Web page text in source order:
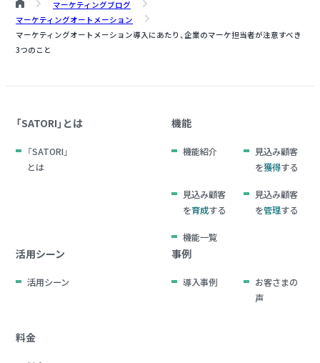
マーケティングブログ
マーケティングオートメーション
マーケティングオートメーション導入にあたり、企業のマーケ担当者が注意すべき
3つのこと
「SATORI」とは
「SATORI」
とは
機能
機能紹介
見込み顧客
を獲得する
見込み顧客
を育成する
見込み顧客
を管理する
機能一覧
活用シーン
活用シーン
事例
導入事例
お客さまの
声
料金